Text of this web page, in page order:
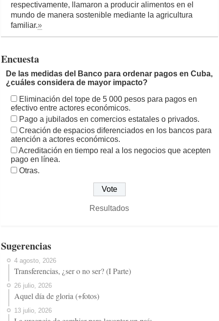
respectivamente, llamaron a producir alimentos en el
mundo de manera sostenible mediante la agricultura
familiar.»
Encuesta
De las medidas del Banco para ordenar pagos en Cuba,
¿cuáles considera de mayor impacto?
Eliminación del tope de 5 000 pesos para pagos en
efectivo entre actores económicos.
Pago a jubilados en comercios estatales o privados.
Creación de espacios diferenciados en los bancos para
atención a actores económicos.
Acreditación en tiempo real a los negocios que acepten
pago en línea.
Otras.
Resultados
Sugerencias
4 agosto, 2026
Transferencias, ¿ser o no ser? (I Parte)
26 julio, 2026
Aquel día de gloria (+fotos)
13 julio, 2026